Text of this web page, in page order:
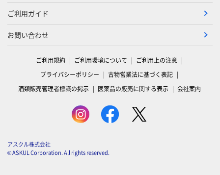
ご利用ガイド
お問い合わせ
ご利用規約 ご利用環境について
ご利用上の注意
プライバシーポリシー
古物営業法に基づく表記
酒類販売管理者標識の掲示
医薬品の販売に関する表示 会社案内
アスクル株式会社
© ASKUL Corporation. All rights reserved.